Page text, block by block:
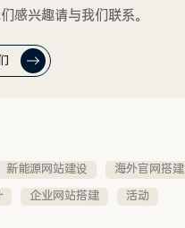
感兴趣请与我们联系。
新能源网站建设
海外官网搭建
企业网站搭建 活动